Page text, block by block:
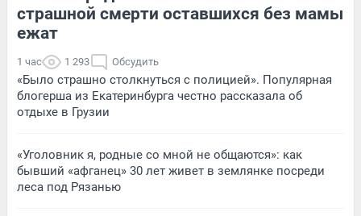
страшной смерти оставшихся без мамы
ежат
1 час 1 293 Обсудить
«Было страшно столкнуться с полицией». Популярная
блогерша из Екатеринбурга честно рассказала об
отдыхе в Грузии
«Уголовник я, родные со мной не общаются»: как
бывший «афганец» 30 лет живет в землянке посреди
леса под Рязанью